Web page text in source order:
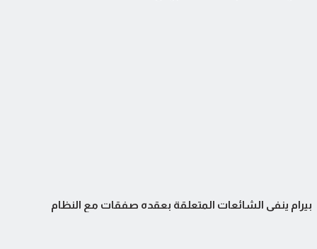
بيرام ينفي الشائعات المتعلقة بعقده صفقات مع النظام